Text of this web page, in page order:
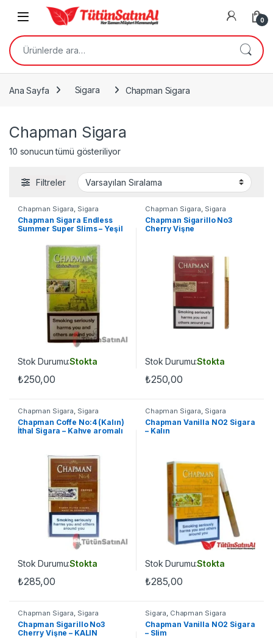
Skip to navigation
Skip to content
Open 0
Ara:
Ana Sayfa Sigara Chapman Sigara
Chapman Sigara
10 sonucun tümü gösteriliyor
Filtreler
Chapman Sigara, Sigara
Chapman Sigara Endless
Summer Super Slims – Yeşil
Stok Durumu:Stokta
₺250,00
Chapman Sigara, Sigara
Chapman Sigarillo No3
Cherry Vişne
Stok Durumu:Stokta
₺250,00
Chapman Sigara, Sigara
Chapman Coffe No:4 (Kalın)
İthal Sigara – Kahve aromalı
Stok Durumu:Stokta
₺285,00
Chapman Sigara, Sigara
Chapman Vanilla NO2 Sigara
– Kalın
Stok Durumu:Stokta
₺285,00
Chapman Sigara, Sigara
Chapman Sigarillo No3
Cherry Vişne – KALIN
Sigara, Chapman Sigara
Chapman Vanilla NO2 Sigara
– Slim